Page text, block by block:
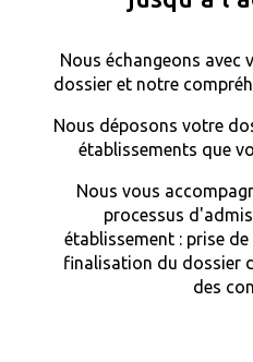
Nous échangeons avec
dossier et notre
Nous déposons votre
établissements que
Nous vous
processus
établissement : prise
finalisation du dossier
des